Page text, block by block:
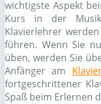
wichtigste Aspekt
Kurs in der
Klavierlehrer
führen. Wenn Sie
üben, werden Sie
Anfänger am
fortgeschrittener
Spaß beim Erlernen